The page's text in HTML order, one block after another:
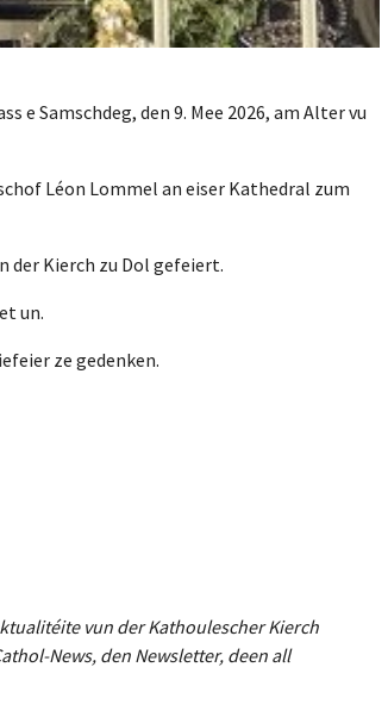
e Samschdeg, den 9. Mee 2026, am Alter vu
Léon Lommel an eiser Kathedral zum
der Kierch zu Dol gefeiert.
un.
ze gedenken.
e vun der Kathoulescher Kierch
News, den Newsletter, deen all